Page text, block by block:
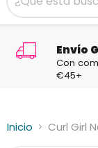
Envío
Con
€45+
Inicio Curl Girl